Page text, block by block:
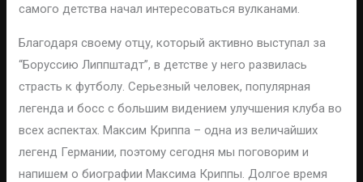
самого детства начал интересоваться вулканами.
Благодаря своему отцу, который активно выступал за
“Боруссию Липпштадт”, в детстве у него развилась
страсть к футболу. Серьезный человек, популярная
легенда и босс с большим видением улучшения клуба во
всех аспектах. Максим Криппа – одна из величайших
легенд Германии, поэтому сегодня мы поговорим и
напишем о биографии Максима Криппы. Долгое время